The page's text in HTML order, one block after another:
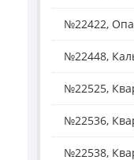
№22422,
№22448,
№22525,
№22536,
№22538,